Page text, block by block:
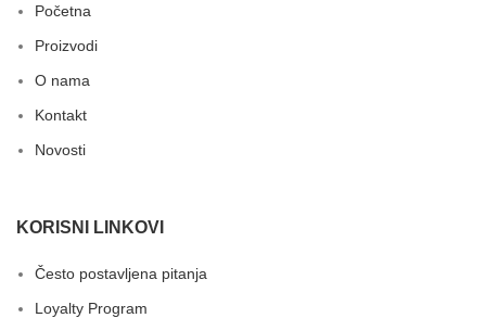
Početna
Proizvodi
O nama
Kontakt
Novosti
KORISNI LINKOVI
Često postavljena pitanja
Loyalty Program